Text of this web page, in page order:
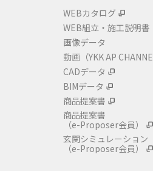
WEBカタログ
WEB組立・施工説明書
画像データ
動画（YKK AP
CADデータ
BIMデータ
商品提案書
商品提案書
（e-Proposer会員）
玄関シミュレーション
（e-Proposer会員）